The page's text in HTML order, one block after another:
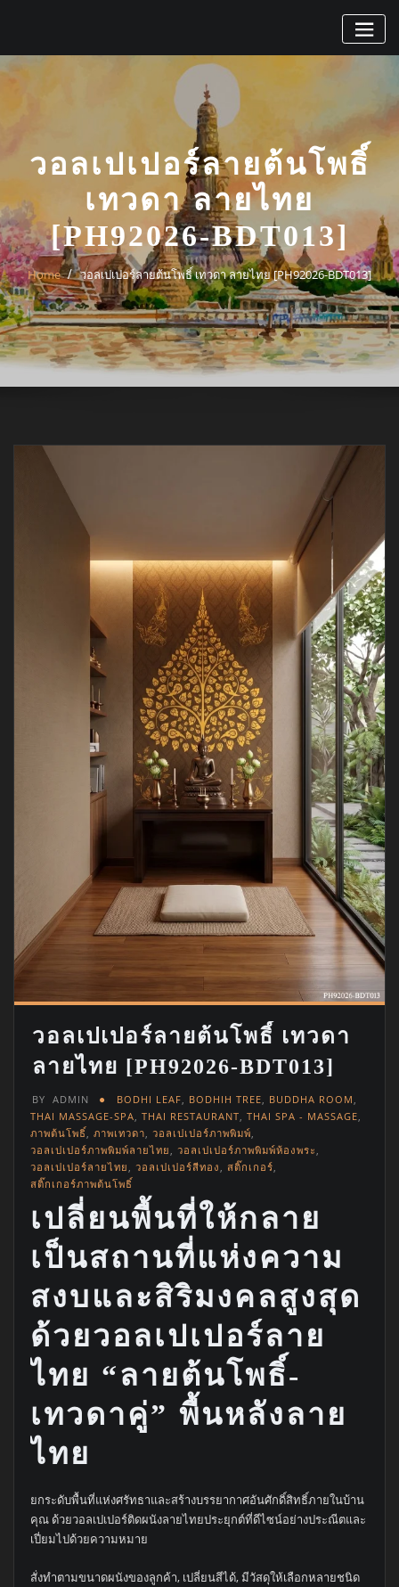
วอลเปเปอร์ลายต้นโพธิ์
เทวดา ลายไทย
[PH92026-BDT013]
Home วอลเปเปอร์ลายต้นโพธิ์ เทวดา ลายไทย [PH92026-BDT013]
วอลเปเปอร์ลายต้นโพธิ์ เทวดา
ลายไทย [PH92026-BDT013]
BY ADMIN BODHI LEAF, BODHIH TREE, BUDDHA ROOM ,
THAI MASSAGE-SPA, THAI RESTAURANT, THAI SPA - MASSAGE,
ภาพต้นโพธิ์, ภาพเทวดา, วอลเปเปอร์ภาพพิมพ์,
วอลเปเปอร์ภาพพิมพ์ลายไทย , วอลเปเปอร์ภาพพิมพ์ห้องพระ ,
วอลเปเปอร์ลายไทย , วอลเปเปอร์สีทอง , สติ๊กเกอร์,
สติ๊กเกอร์ภาพต้นโพธิ์
เปลี่ยนพื้นที่ให้กลาย
เป็นสถานที่แห่งความ
สงบและสิริมงคลสูงสุด
ด้วยวอลเปเปอร์ลาย
ไทย “ลายต้นโพธิ์-
เทวดาคู่” พื้นหลังลาย
ไทย
ยกระดับพื้นที่แห่งศรัทธาและสร้างบรรยากาศอันศักดิ์สิทธิ์ภายในบ้าน
คุณ ด้วยวอลเปเปอร์ติดผนังลายไทยประยุกต์ที่ดีไซน์อย่างประณีตและ
เปี่ยมไปด้วยความหมาย
สั่งทำตามขนาดผนังของลูกค้า, เปลี่ยนสีได้, มีวัสดุให้เลือกหลายชนิด